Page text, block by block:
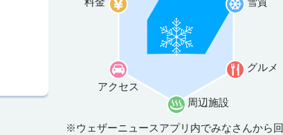
周辺施設
アクセス
グルメ
※ウェザーニュースアプリ内でみなさんから回